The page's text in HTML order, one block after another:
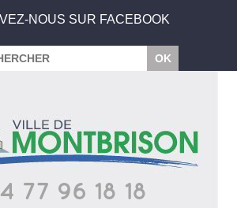
NOUS SUR FACEBOOK